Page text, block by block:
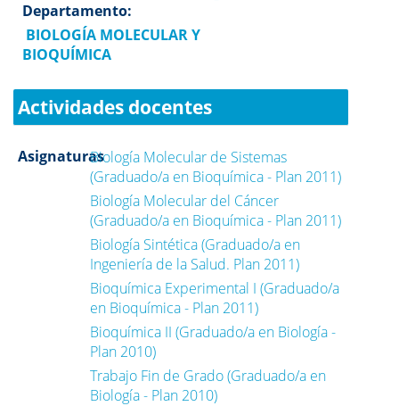
Departamento:
BIOLOGÍA MOLECULAR Y
BIOQUÍMICA
Actividades docentes
AsignaturasBiología Molecular de Sistemas
(Graduado/a en Bioquímica - Plan 2011)
Biología Molecular del Cáncer
(Graduado/a en Bioquímica - Plan 2011)
Biología Sintética (Graduado/a en
Ingeniería de la Salud. Plan 2011)
Bioquímica Experimental I (Graduado/a
en Bioquímica - Plan 2011)
Bioquímica II (Graduado/a en Biología -
Plan 2010)
Trabajo Fin de Grado (Graduado/a en
Biología - Plan 2010)